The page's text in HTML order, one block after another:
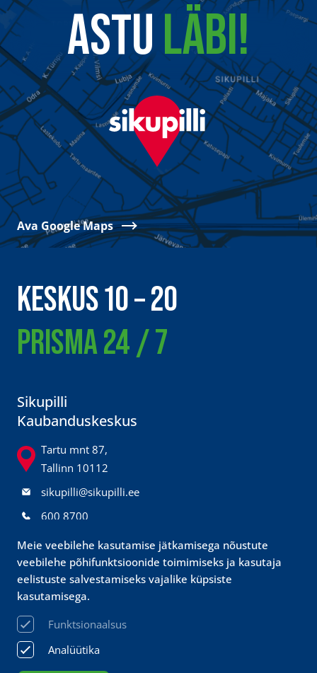
ASTU LÄBI!
Ava Google Maps
KESKUS 10 – 20
PRISMA 24 / 7
Sikupilli
Kaubanduskeskus
Tartu mnt 87,
Tallinn 10112
sikupilli@sikupilli.ee
600 8700
@sikupillikeskus
Prisma
klienditeenindus
sikupilli@prismamarket.ee
680 9500
Meie veebilehe kasutamise jätkamisega nõustute
veebilehe põhifunktsioonide toimimiseks ja kasutaja
eelistuste salvestamiseks vajalike küpsiste
kasutamisega.
Funktsionaalsus
Analüütika